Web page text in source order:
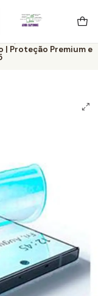
| Proteção Premium e